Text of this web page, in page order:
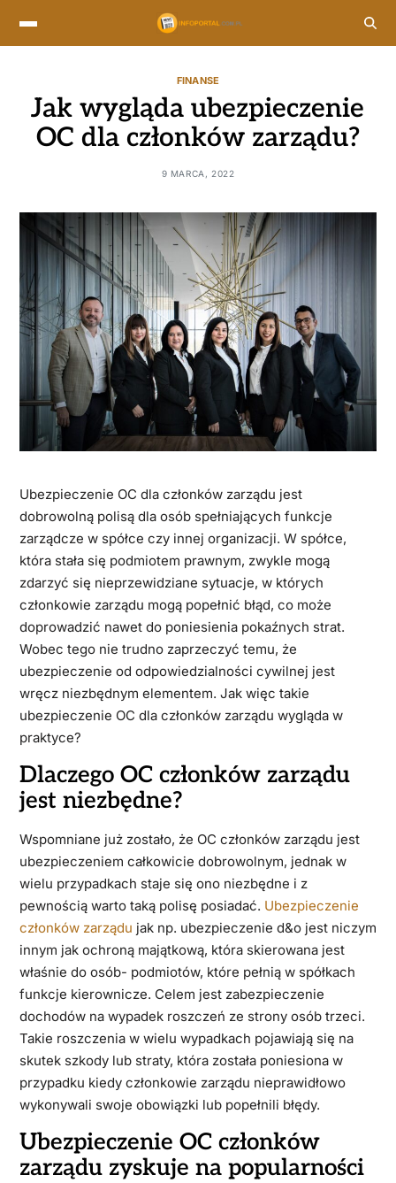
FINANSE
Jak wygląda ubezpieczenie
OC dla członków zarządu?
9 MARCA, 2022
Ubezpieczenie OC dla członków zarządu jest
dobrowolną polisą dla osób spełniających funkcje
zarządcze w spółce czy innej organizacji. W spółce,
która stała się podmiotem prawnym, zwykle mogą
zdarzyć się nieprzewidziane sytuacje, w których
członkowie zarządu mogą popełnić błąd, co może
doprowadzić nawet do poniesienia pokaźnych strat.
Wobec tego nie trudno zaprzeczyć temu, że
ubezpieczenie od odpowiedzialności cywilnej jest
wręcz niezbędnym elementem. Jak więc takie
ubezpieczenie OC dla członków zarządu wygląda w
praktyce?
Dlaczego OC członków zarządu
jest niezbędne?
Wspomniane już zostało, że OC członków zarządu jest
ubezpieczeniem całkowicie dobrowolnym, jednak w
wielu przypadkach staje się ono niezbędne i z
pewnością warto taką polisę posiadać. Ubezpieczenie
członków zarządu jak np. ubezpieczenie d&o jest niczym
innym jak ochroną majątkową, która skierowana jest
właśnie do osób- podmiotów, które pełnią w spółkach
funkcje kierownicze. Celem jest zabezpieczenie
dochodów na wypadek roszczeń ze strony osób trzeci.
Takie roszczenia w wielu wypadkach pojawiają się na
skutek szkody lub straty, która została poniesiona w
przypadku kiedy członkowie zarządu nieprawidłowo
wykonywali swoje obowiązki lub popełnili błędy.
Ubezpieczenie OC członków
zarządu zyskuje na popularności